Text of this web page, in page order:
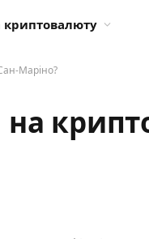
криптовалюту
Маріно?